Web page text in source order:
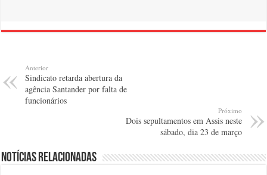
Anterior
Sindicato retarda abertura da
agência Santander por falta de
funcionários
Próximo
Dois sepultamentos em Assis neste
sábado, dia 23 de março
Notícias relacionadas